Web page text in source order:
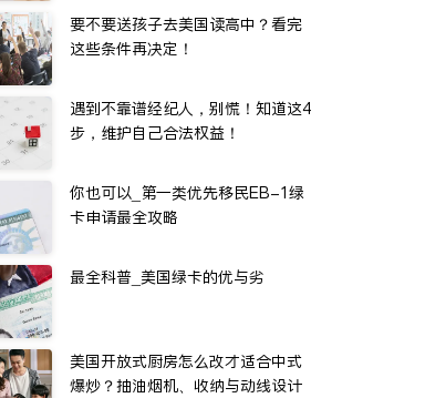
要不要送孩子去美国读高中？看完
这些条件再决定！
遇到不靠谱经纪人，别慌！知道这4
步，维护自己合法权益！
你也可以_第一类优先移民EB-1绿
卡申请最全攻略
最全科普_美国绿卡的优与劣
美国开放式厨房怎么改才适合中式
爆炒？抽油烟机、收纳与动线设计